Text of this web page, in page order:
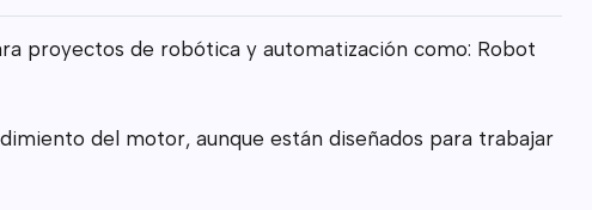
proyectos de robótica y automatización como: Robot
del motor, aunque están diseñados para trabajar